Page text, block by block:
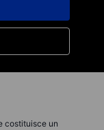
costituisce un